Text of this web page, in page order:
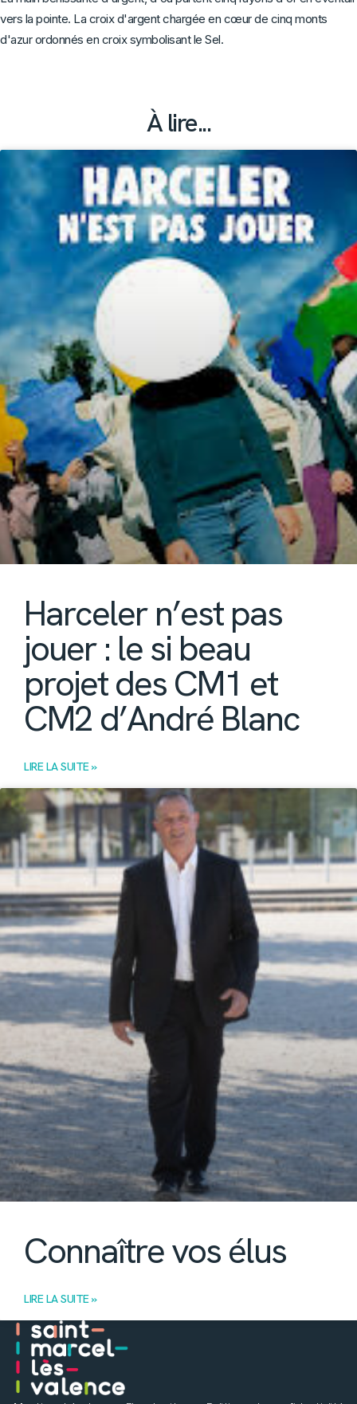
vers la pointe. La croix d'argent chargée en cœur de cinq monts
d'azur ordonnés en croix symbolisant le Sel.
À lire...
Harceler n’est pas
jouer : le si beau
projet des CM1 et
CM2 d’André Blanc
LIRE LA SUITE »
Connaître vos élus
LIRE LA SUITE »